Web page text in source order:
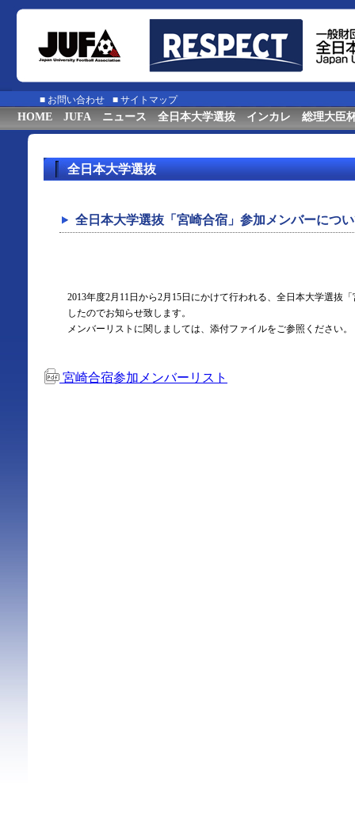
■ お問い合わせ ■ サイトマップ
HOME JUFA ニュース 全日本大学選抜 インカレ 総理大臣
全日本大学選抜
全日本大学選抜「宮崎合宿」参加メンバーにつ
2013年度2月11日から2月15日にかけて行われる、全日本大学選抜
したのでお知らせ致します。
メンバーリストに関しましては、添付ファイルをご参照ください。
宮崎合宿参加メンバーリスト